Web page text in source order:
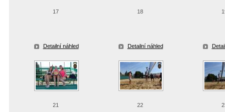
17
Detailní náhled
18
Detailní náhled
21 22